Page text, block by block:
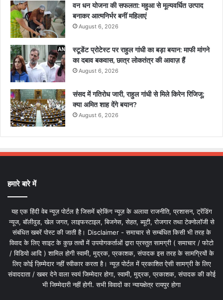
वन धन योजना की सफलता: महुआ से मूल्यवर्धित उत्पाद
बनाकर आत्मनिर्भर बनीं महिलाएं
August 6, 2026
स्टूडेंट प्रोटेस्ट पर राहुल गांधी का बड़ा बयान: माफी मांगने
का दबाव बकवास, छात्र लोकतंत्र की आवाज़ हैं
August 6, 2026
संसद में गतिरोध जारी, राहुल गांधी से मिले किरेन रिजिजू;
क्या अमित शाह देंगे बयान?
August 6, 2026
हमारे बारे में
यह एक हिंदी वेब न्यूज़ पोर्टल है जिसमें ब्रेकिंग न्यूज़ के अलावा राजनीति, प्रशासन, ट्रेंडिंग
न्यूज, बॉलीवुड, खेल जगत, लाइफस्टाइल, बिजनेस, सेहत, ब्यूटी, रोजगार तथा टेक्नोलॉजी से
संबंधित खबरें पोस्ट की जाती है। Disclaimer - समाचार से सम्बंधित किसी भी तरह के
विवाद के लिए साइट के कुछ तत्वों में उपयोगकर्ताओं द्वारा प्रस्तुत सामग्री ( समाचार / फोटो
/ विडियो आदि ) शामिल होगी स्वामी, मुद्रक, प्रकाशक, संपादक इस तरह के सामग्रियों के
लिए कोई ज़िम्मेदार नहीं स्वीकार करता है। न्यूज़ पोर्टल में प्रकाशित ऐसी सामग्री के लिए
संवाददाता / खबर देने वाला स्वयं जिम्मेदार होगा, स्वामी, मुद्रक, प्रकाशक, संपादक की कोई
भी जिम्मेदारी नहीं होगी. सभी विवादों का न्यायक्षेत्र रायपुर होगा